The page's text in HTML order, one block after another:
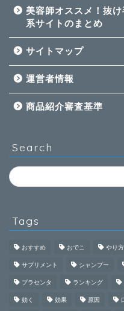
美容師オススメ！抜
系サイトのまとめ
サイトマップ
運営者情報
商品紹介審査基準
Search
Tags
おすすめ おでこ やり方
サプリメント シャンプー
プラセンタ ランキング
効く 効果 原因